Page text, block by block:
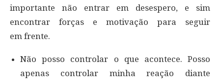
importante não entrar em desespero, e sim
encontrar forças e motivação para seguir
em frente.
Não posso controlar o que acontece. Posso
apenas controlar minha reação diante